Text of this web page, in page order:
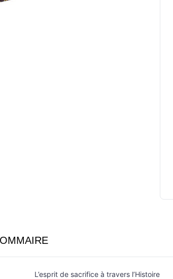
L’esprit de sacrifice à travers l’Histoire